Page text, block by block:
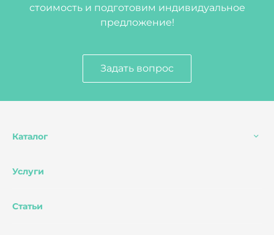
стоимость и подготовим индивидуальное
предложение!
Задать вопрос
Каталог
Услуги
Статьи